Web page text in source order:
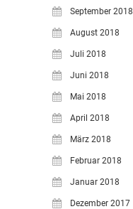
September 2018
August 2018
Juli 2018
Juni 2018
Mai 2018
April 2018
März 2018
Februar 2018
Januar 2018
Dezember 2017